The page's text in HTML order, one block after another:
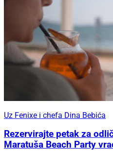
Uz Fenixe i chefa Dina Bebića
Rezervirajte petak za
Maratuša Beach Party